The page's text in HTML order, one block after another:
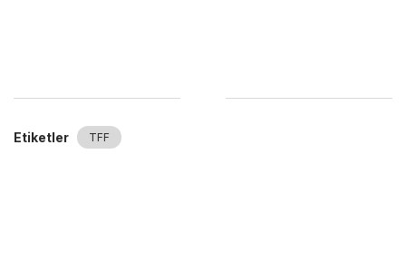
Etiketler TFF